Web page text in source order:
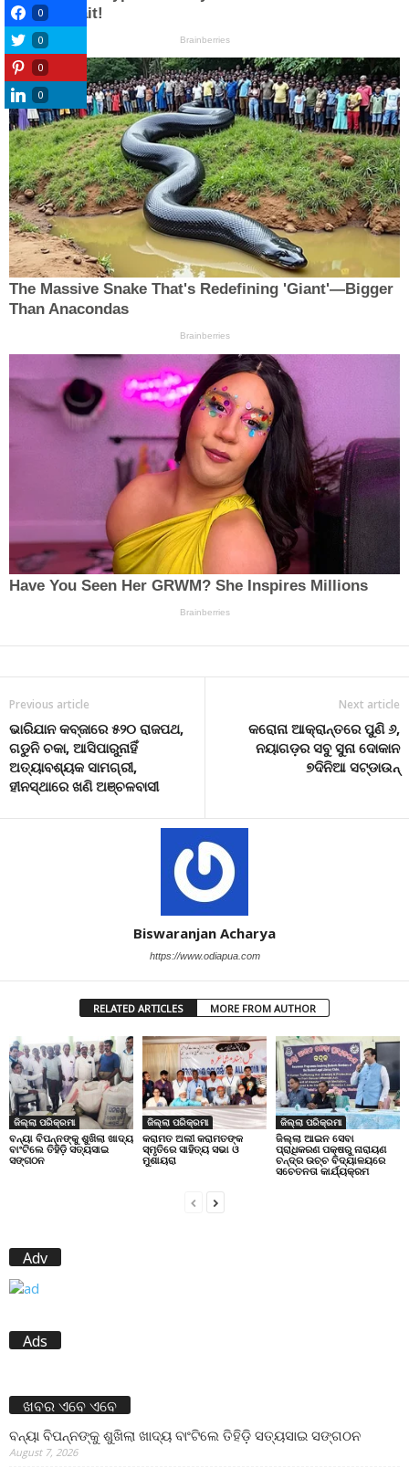
Previous article
ଭାରିଯାନ କବ୍ଜାରେ ୫୨୦ ରାଜପଥ,
ଗଡୁନି ଚକା, ଆସିପାରୁନାହିଁ
ଅତ୍ୟାବଶ୍ୟକ ସାମଗ୍ରୀ,
ହୀନସ୍ଥାରେ ଖଣି ଅଞ୍ଚଳବାସୀ
Next article
କରୋନା ଆକ୍ରାନ୍ତରେ ପୁଣି ୬,
ନୟାଗଡ଼ର ସବୁ ସୁନା ଦୋକାନ
୭ଦିନିଆ ସଟ୍‌ଡାଉନ୍‌
Biswaranjan Acharya
https://www.odiapua.com
RELATED ARTICLES MORE FROM AUTHOR
ଜିଲ୍ଲା ପରିକ୍ରମା
ବନ୍ୟା ବିପନ୍ନଙ୍କୁ ଶୁଖିଲା ଖାଦ୍ୟ
ବାଂଟିଲେ ତିହିଡି଼ ସତ୍ୟସାଇ
ସଙ୍ଗଠନ
ଜିଲ୍ଲା ପରିକ୍ରମା
କରାମତ ଅଲୀ କରାମତଙ୍କ
ସ୍ମୃତିରେ ସାହିତ୍ୟ ସଭା ଓ
ମୁଶାୟରା
ଜିଲ୍ଲା ପରିକ୍ରମା
ଜିଲ୍ଲା ଆଇନ ସେବା
ପ୍ରାଧିକରଣ ପକ୍ଷରୁ ନାରାୟଣ
ଚନ୍ଦ୍ର ଉଚ୍ଚ ବିଦ୍ୟାଳୟରେ
ସଚେତନତା କାର୍ଯ୍ୟକ୍ରମ
Adv
Ads
ଖବର ଏବେ ଏବେ
ବନ୍ୟା ବିପନ୍ନଙ୍କୁ ଶୁଖିଲା ଖାଦ୍ୟ ବାଂଟିଲେ ତିହିଡି଼ ସତ୍ୟସାଇ ସଙ୍ଗଠନ
August 7, 2026
0
0
0
0